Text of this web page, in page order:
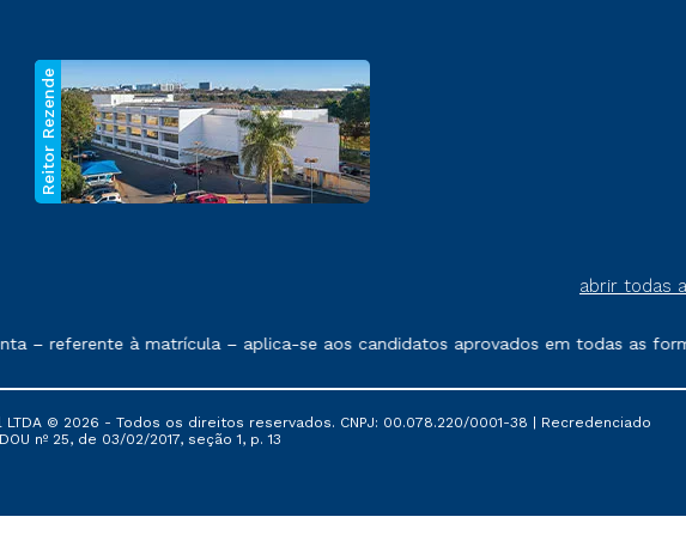
Reitor Rezende
abrir todas
no contrato de prestação de serviços.
referente à matrícula – aplica-se aos candidatos aprovados em todas as
© 2026 - Todos os direitos reservados. CNPJ: 00.078.220/0001-38 | Recredenciado
nº 25, de 03/02/2017, seção 1, p. 13